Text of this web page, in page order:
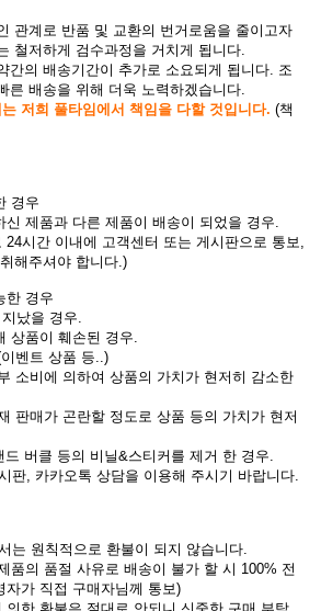
관계로 반품 및 교환의 번거로움을 줄이고자
철저하게 검수과정을 거치게 됩니다.
간의 배송기간이 추가로 소요되게 됩니다. 조
른 배송을 위해 더욱 노력하겠습니다.
저희 풀타임에서 책임을 다할 것입니다. (책
경우
제품과 다른 제품이 배송이 되었을 경우.
시간 이내에 고객센터 또는 게시판으로 통보,
해주셔야 합니다.)
한 경우
났을 경우.
상품이 훼손된 경우.
벤트 상품 등..)
소비에 의하여 상품의 가치가 현저히 감소한
판매가 곤란할 정도로 상품 등의 가치가 현저
드 버클 등의 비닐&스티커를 제거 한 경우.
판, 카카오톡 상담을 이용해 주시기 바랍니다.
는 원칙적으로 환불이 되지 않습니다.
품의 품절 사유로 배송이 불가 할 시 100% 전
자가 직접 구매자님께 통보)